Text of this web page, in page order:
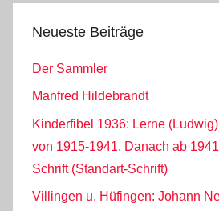
Neueste Beiträge
Der Sammler
Manfred Hildebrandt
Kinderfibel 1936: Lerne
von 1915-1941. Danach ab
Schrift (Standart-Schrift)
Villingen u. Hüfingen: Johann